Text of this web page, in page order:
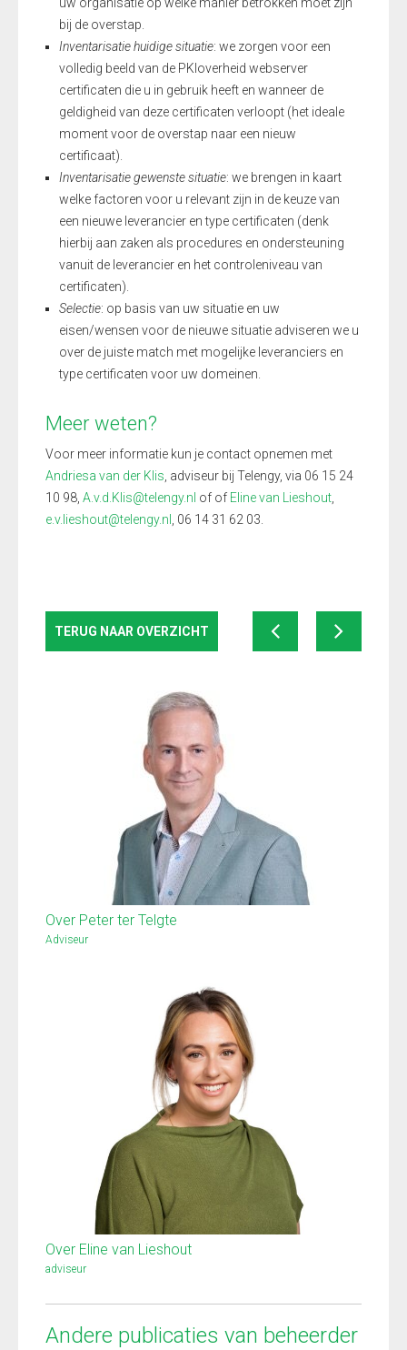
bij de overstap.
Inventarisatie huidige situatie: we zorgen voor een
volledig beeld van de PKIoverheid webserver
certificaten die u in gebruik heeft en wanneer de
geldigheid van deze certificaten verloopt (het ideale
moment voor de overstap naar een nieuw
certificaat).
Inventarisatie gewenste situatie: we brengen in kaart
welke factoren voor u relevant zijn in de keuze van
een nieuwe leverancier en type certificaten (denk
hierbij aan zaken als procedures en ondersteuning
vanuit de leverancier en het controleniveau van
certificaten).
Selectie: op basis van uw situatie en uw
eisen/wensen voor de nieuwe situatie adviseren we u
over de juiste match met mogelijke leveranciers en
type certificaten voor uw domeinen.
Meer weten?
Voor meer informatie kun je contact opnemen met
Andriesa van der Klis , adviseur bij Telengy, via 06 15 24
10 98, A.v.d.Klis@telengy.nl of of Eline van Lieshout
e.v.lieshout@telengy.nl
, 06 14 31 62 03.
TERUG NAAR OVERZICHT
Over Peter ter Telgte
Adviseur
Over Eline van Lieshout
adviseur
Andere publicaties van beheerder